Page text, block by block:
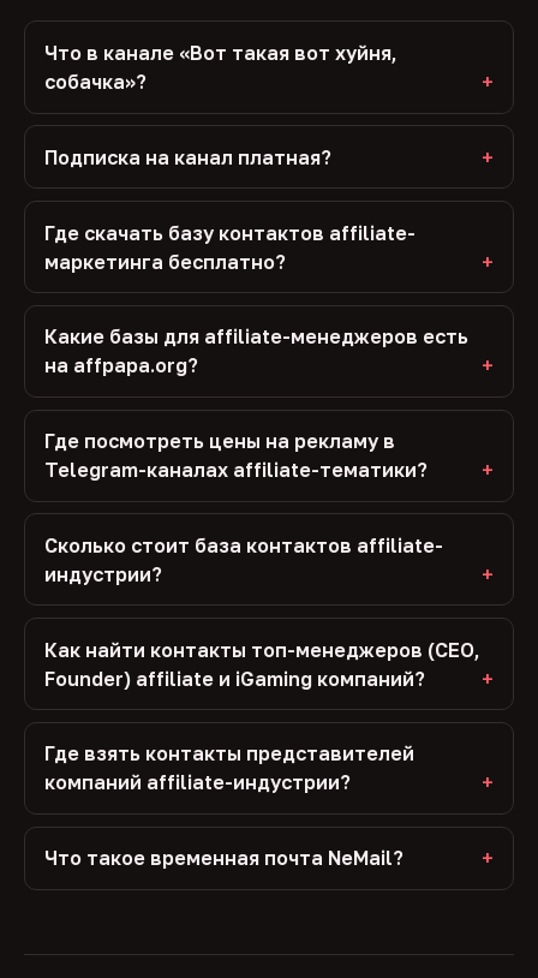
Что в канале «Вот такая вот хуйня,
собачка»?
Подписка на канал платная?
Где скачать базу контактов affiliate-
маркетинга бесплатно?
Какие базы для affiliate-менеджеров есть
на affpapa.org?
Где посмотреть цены на рекламу в
Telegram-каналах affiliate-тематики?
Сколько стоит база контактов affiliate-
индустрии?
Как найти контакты топ-менеджеров (CEO,
Founder) affiliate и iGaming компаний?
Где взять контакты представителей
компаний affiliate-индустрии?
Что такое временная почта NeMail?